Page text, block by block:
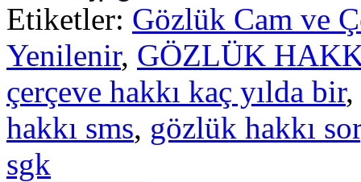
Etiketler: Gözlük Cam ve
Yenilenir, GÖZLÜK
çerçeve hakkı kaç yılda bir,
hakkı sms, gözlük hakkı
sgk